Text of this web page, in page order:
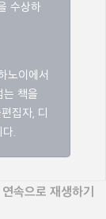
수상하
노이에서
는 책을
집자, 디
.
연속으로 재생하기